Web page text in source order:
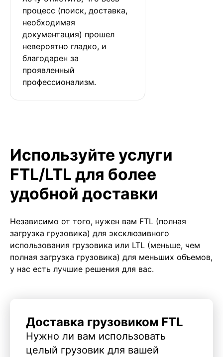
процесс (поиск, доставка,
необходимая
документация) прошел
невероятно гладко, и
благодарен за
проявленный
профессионализм.
Используйте услуги
FTL/LTL для более
удобной доставки
Независимо от того, нужен вам FTL (полная
загрузка грузовика) для эксклюзивного
использования грузовика или LTL (меньше, чем
полная загрузка грузовика) для меньших объемов,
у нас есть лучшие решения для вас.
Доставка грузовиком FTL
Нужно ли вам использовать
целый грузовик для вашей